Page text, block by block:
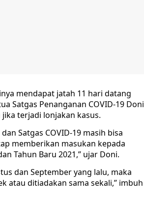
mendapat jatah 11 hari datang
Satgas Penanganan COVID-19 Doni
terjadi lonjakan kasus.
Satgas COVID-19 masih bisa
memberikan masukan kepada
Tahun Baru 2021,” ujar Doni.
dan September yang lalu, maka
atau ditiadakan sama sekali,” imbuh